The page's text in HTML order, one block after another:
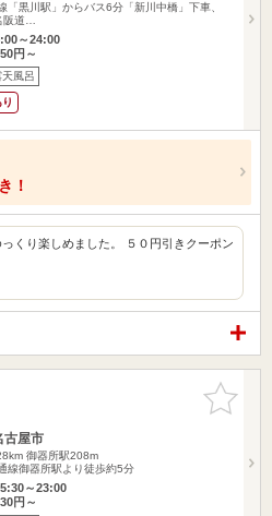
「黒川駅」からバス6分「新川中橋」下車、
阪道…
～24:00
円～
天風呂
！
くり楽しめました。 ５０円引きクーポン
お気に入
りに追加
古屋市
御器所駅208m
線御器所駅より徒歩約5分
～23:00
円～